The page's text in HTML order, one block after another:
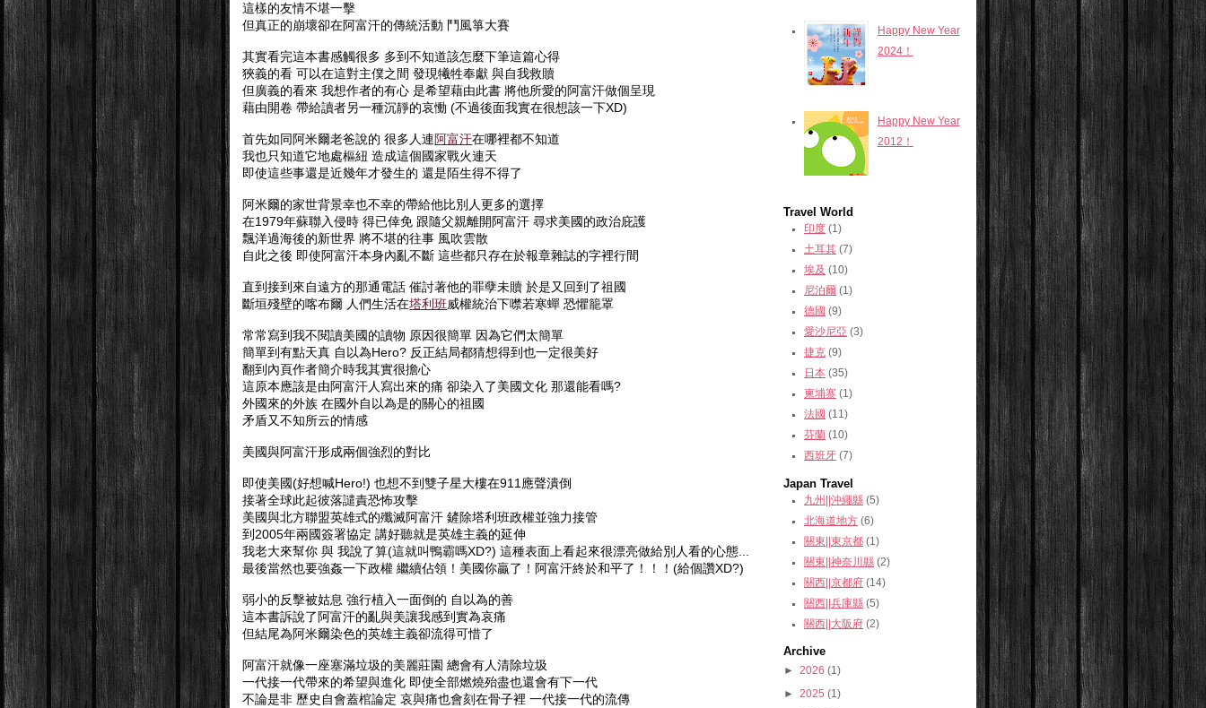
這樣的友情不堪一擊
但真正的崩壞卻在阿富汗的傳統活動 鬥風箏大賽
其實看完這本書感觸很多 多到不知道該怎麼下筆這篇心得
狹義的看 可以在這對主僕之間 發現犧牲奉獻 與自我救贖
但廣義的看來 我想作者的有心 是希望藉由此書 將他所愛的阿富汗做個呈現
藉由開卷 帶給讀者另一種沉靜的哀慟 (不過後面我實在很想該一下XD)
首先如同阿米爾老爸說的 很多人連阿富汗在哪裡都不知道
我也只知道它地處樞紐 造成這個國家戰火連天
即使這些事還是近幾年才發生的 還是陌生得不得了
阿米爾的家世背景幸也不幸的帶給他比別人更多的選擇
在1979年蘇聯入侵時 得已倖免 跟隨父親離開阿富汗 尋求美國的政治庇護
飄洋過海後的新世界 將不堪的往事 風吹雲散
自此之後 即使阿富汗本身內亂不斷 這些都只存在於報章雜誌的字裡行間
直到接到來自遠方的那通電話 催討著他的罪孽未贖 於是又回到了祖國
斷垣殘壁的喀布爾 人們生活在塔利班威權統治下噤若寒蟬 恐懼籠罩
常常寫到我不閱讀美國的讀物 原因很簡單 因為它們太簡單
簡單到有點天真 自以為Hero? 反正結局都猜想得到也一定很美好
翻到內頁作者簡介時我其實很擔心
這原本應該是由阿富汗人寫出來的痛 卻染入了美國文化 那還能看嗎?
外國來的外族 在國外自以為是的關心的祖國
矛盾又不知所云的情感
美國與阿富汗形成兩個強烈的對比
即使美國(好想喊Hero!) 也想不到雙子星大樓在911應聲潰倒
接著全球此起彼落譴責恐怖攻擊
美國與北方聯盟英雄式的殲滅阿富汗 鏟除塔利班政權並強力接管
到2005年兩國簽署協定 講好聽就是英雄主義的延伸
我老大來幫你 與 我說了算(這就叫鴨霸嗎XD?) 這種表面上看起來很漂亮做給別人看的心態...
最後當然也要強姦一下政權 繼續佔領！美國你贏了！阿富汗終於和平了！！！(給個讚XD?)
弱小的反擊被姑息 強行植入一面倒的 自以為的善
這本書訴說了阿富汗的亂與美讓我感到實為哀痛
但結尾為阿米爾染色的英雄主義卻流得可惜了
阿富汗就像一座塞滿垃圾的美麗莊園 總會有人清除垃圾
一代接一代帶來的希望與進化 即使全部燃燒殆盡也還會有下一代
不論是非 歷史自會蓋棺論定 哀與痛也會刻在骨子裡 一代接一代的流傳
Happy New Year
2024！
Happy New Year
2012！
Travel World
印度 (1)
土耳其 (7)
埃及 (10)
尼泊爾 (1)
德國 (9)
愛沙尼亞 (3)
捷克 (9)
日本 (35)
柬埔寨 (1)
法國 (11)
芬蘭 (10)
西班牙 (7)
Japan Travel
九州||沖繩縣 (5)
北海道地方 (6)
關東||東京都 (1)
關東||神奈川縣 (2)
關西||京都府 (14)
關西||兵庫縣 (5)
關西||大阪府 (2)
Archive
► 2026 (1)
► 2025 (1)